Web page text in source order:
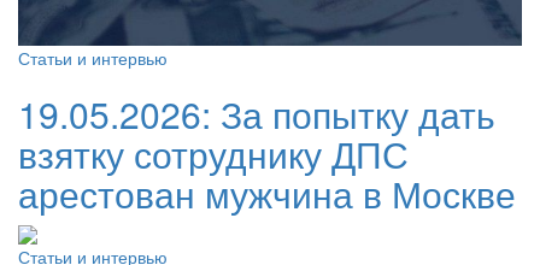
Статьи и интервью
19.05.2026: За попытку дать
взятку сотруднику ДПС
арестован мужчина в Москве
Статьи и интервью